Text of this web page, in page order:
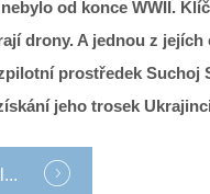
od konce WWII.
drony. A jednou z jejích
prostředek Suchoj
jeho trosek